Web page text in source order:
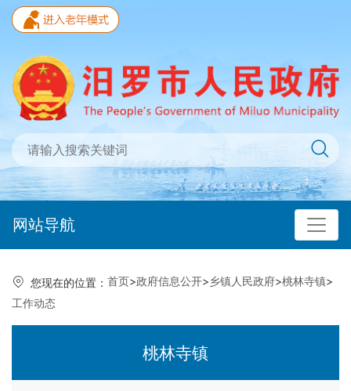
网站导航
您现在的位置： 首页>政府信息公开>乡镇人民政府>桃林寺镇>
工作动态
桃林寺镇